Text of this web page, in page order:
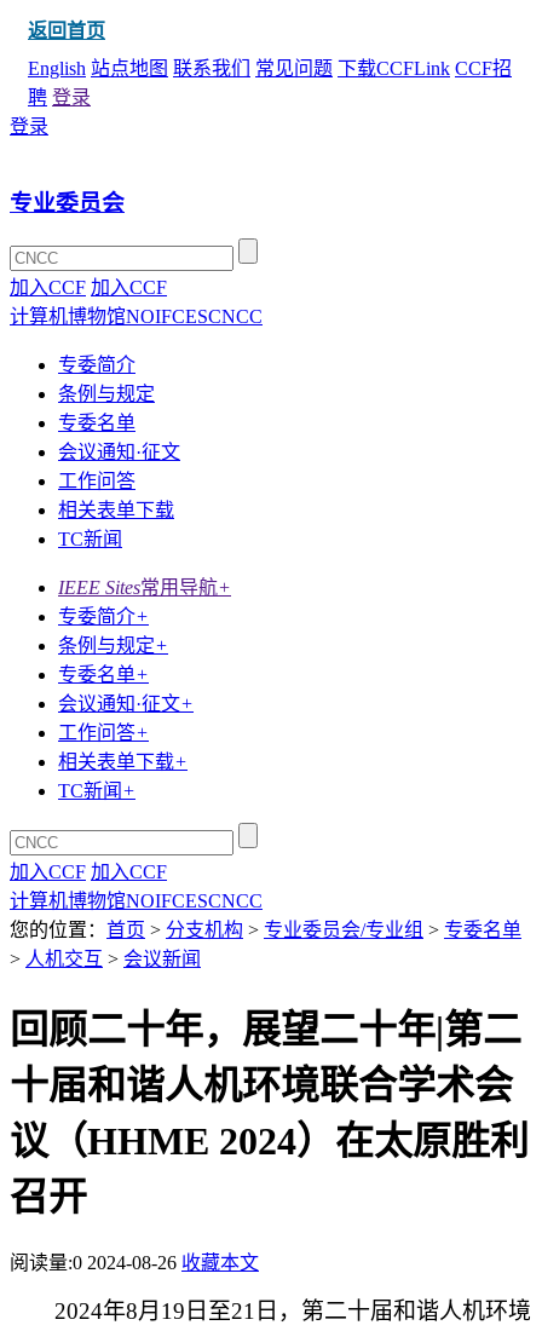
返回首页
English 站点地图 联系我们 常见问题 下载CCFLink CCF招
聘 登录
登录
专业委员会
加入CCF 加入CCF
计算机博物馆NOIFCESCNCC
专委简介
条例与规定
专委名单
会议通知·征文
工作问答
相关表单下载
TC新闻
IEEE Sites常用导航+
专委简介+
条例与规定+
专委名单+
会议通知·征文+
工作问答+
相关表单下载+
TC新闻 +
加入CCF 加入CCF
计算机博物馆NOIFCESCNCC
您的位置： 首页 > 分支机构 > 专业委员会/专业组 > 专委名单
> 人机交互 > 会议新闻
回顾二十年，展望二十年|第二
十届和谐人机环境联合学术会
议（HHME 2024）在太原胜利
召开
阅读量:0 2024-08-26 收藏本文
2024年8月19 日至21 日，第二十届和谐人机环境